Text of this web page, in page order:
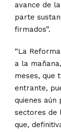
avance de
parte
firmados”.
“La
a la
meses, que
entrante,
quienes aún
sectores de
que,